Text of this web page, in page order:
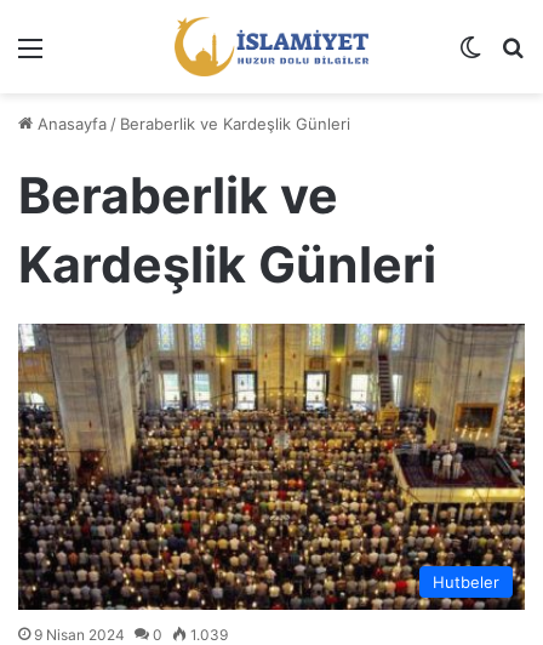
Dış
Anasayfa / Beraberlik ve Kardeşlik Günleri
Beraberlik ve
Kardeşlik Günleri
Hutbeler
9 Nisan 2024 0 1.039